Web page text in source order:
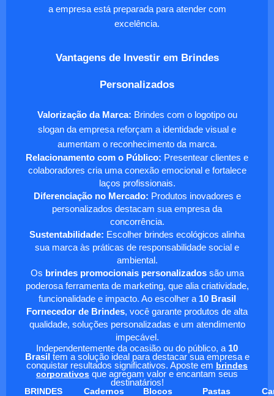
a empresa está preparada para atender com
excelência.
Vantagens de Investir em Brindes
Personalizados
Valorização da Marca: Brindes com o logotipo ou
slogan da empresa reforçam a identidade visual e
aumentam o reconhecimento da marca.
Relacionamento com o Público: Presentear clientes e
colaboradores cria uma conexão emocional e fortalece
laços profissionais.
Diferenciação no Mercado: Produtos inovadores e
personalizados destacam sua empresa da
concorrência.
Sustentabilidade: Escolher brindes ecológicos alinha
sua marca às práticas de responsabilidade social e
ambiental.
Os brindes promocionais personalizadossão uma
poderosa ferramenta de marketing, que alia criatividade,
funcionalidade e impacto. Ao escolher a 10 Brasil
Fornecedor de Brindes, você garante produtos de alta
qualidade, soluções personalizadas e um atendimento
impecável.
Independentemente da ocasião ou do público, a 10
Brasil tem a solução ideal para destacar sua empresa e
conquistar resultados significativos. Aposte em brindes
corporativos que agregam valor e encantam seus
destinatários!
BRINDES
Cadernos Blocos Pastas